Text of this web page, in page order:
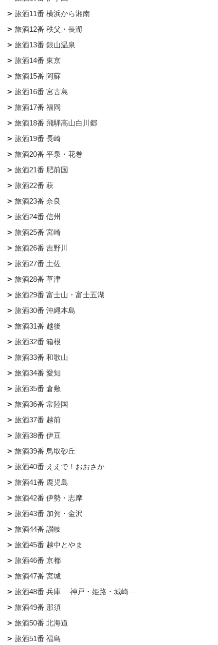
旅酒11番 横浜から湘南
旅酒12番 秩父・長瀞
旅酒13番 銀山温泉
旅酒14番 東京
旅酒15番 阿蘇
旅酒16番 宮古島
旅酒17番 福岡
旅酒18番 飛騨高山白川郷
旅酒19番 長崎
旅酒20番 平泉・花巻
旅酒21番 肥前国
旅酒22番 萩
旅酒23番 奈良
旅酒24番 信州
旅酒25番 宮崎
旅酒26番 吉野川
旅酒27番 土佐
旅酒28番 草津
旅酒29番 富士山・富士五湖
旅酒30番 沖縄本島
旅酒31番 越後
旅酒32番 箱根
旅酒33番 和歌山
旅酒34番 愛知
旅酒35番 倉敷
旅酒36番 常陸国
旅酒37番 越前
旅酒38番 伊豆
旅酒39番 鳥取砂丘
旅酒40番 ええで！おおさか
旅酒41番 鹿児島
旅酒42番 伊勢・志摩
旅酒43番 加賀・金沢
旅酒44番 讃岐
旅酒45番 越中とやま
旅酒46番 京都
旅酒47番 宮城
旅酒48番 兵庫 ―神戸・姫路・城崎―
旅酒49番 那須
旅酒50番 北海道
旅酒51番 福島